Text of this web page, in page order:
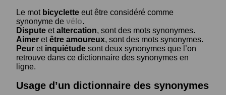
Le mot bicyclette eut être considéré comme
synonyme de vélo.
Dispute etaltercation, sont des mots synonymes.
Aimer etêtre amoureux, sont des mots synonymes.
Peur et inquiétude sont deux synonymes que l’on
retrouve dans ce dictionnaire des synonymes en
ligne.
Usage d’un dictionnaire des synonymes